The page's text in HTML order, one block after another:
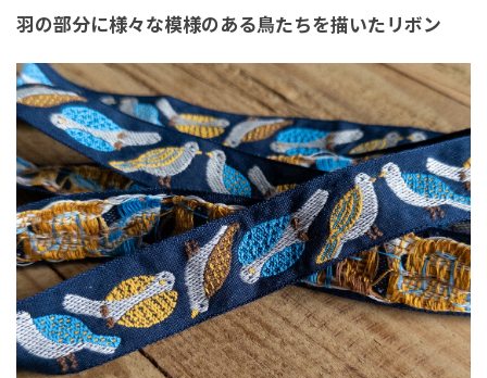
羽の部分に様々な模様のある鳥たちを描いたリボン